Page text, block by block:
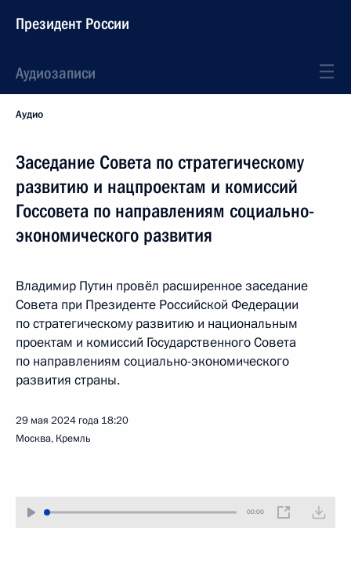
Президент России
Аудиозаписи
Аудио
Заседание Совета по стратегическому
развитию и нацпроектам и комиссий
Госсовета по направлениям социально-
экономического развития
Владимир Путин провёл расширенное заседание
Совета при Президенте Российской Федерации
по стратегическому развитию и национальным
проектам и комиссий Государственного Совета
по направлениям социально-экономического
развития страны.
29 мая 2024 года 18:20
Москва, Кремль
00:00